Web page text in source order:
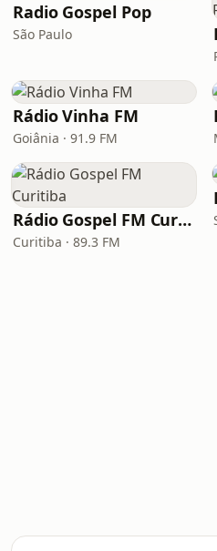
Radio Gospel Pop
São Paulo
Rádio Vinha FM
Goiânia · 91.9 FM
Rádio Gospel FM Curitiba
Curitiba · 89.3 FM